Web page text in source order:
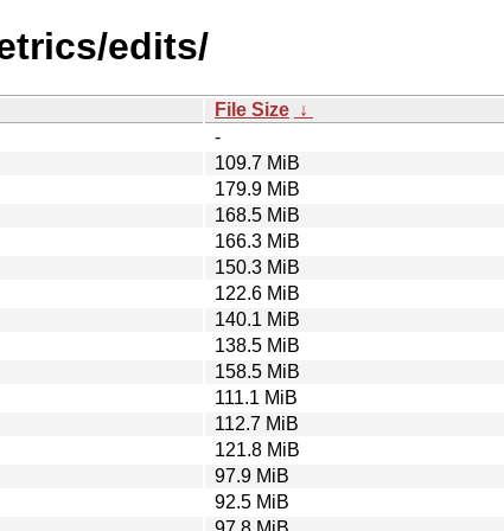
edits/
File Size ↓
-
109.7 MiB
179.9 MiB
168.5 MiB
166.3 MiB
150.3 MiB
122.6 MiB
140.1 MiB
138.5 MiB
158.5 MiB
111.1 MiB
112.7 MiB
121.8 MiB
97.9 MiB
92.5 MiB